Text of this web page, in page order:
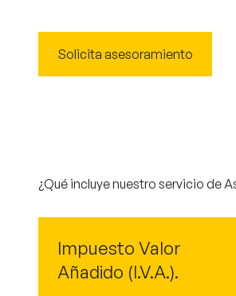
Solicita asesoramiento
¿Qué incluye nuestro servicio de
Impuesto Valor
Añadido (I.V.A.).